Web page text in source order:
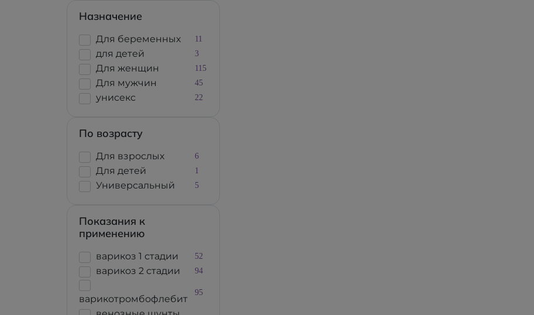
Назначение
Для беременных 11
для детей 3
Для женщин 115
Для мужчин 45
унисекс 22
По возрасту
Для взрослых 6
Для детей 1
Универсальный 5
Показания к
применению
варикоз 1 стадии 52
варикоз 2 стадии 94
варикотромбофлебит
95